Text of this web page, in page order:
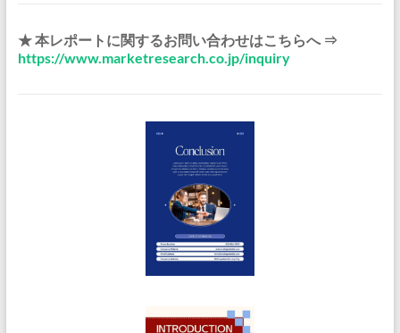
★ 本レポートに関するお問い合わせはこちらへ ⇒
https://www.marketresearch.co.jp/inquiry